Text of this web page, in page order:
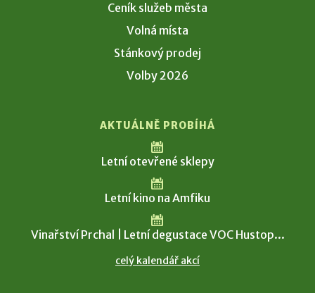
Ceník služeb města
Volná místa
Stánkový prodej
Volby 2026
AKTUÁLNĚ PROBÍHÁ
Letní otevřené sklepy
Letní kino na Amfiku
Vinařství Prchal | Letní degustace VOC Hustop...
celý kalendář akcí